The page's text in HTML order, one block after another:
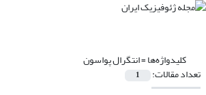
کلیدواژه‌ها =انتگرال پواسون
تعداد مقالات: 1